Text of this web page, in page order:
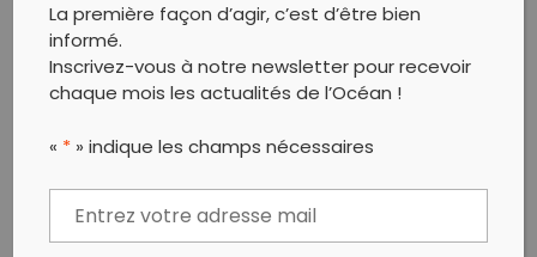
La première façon d’agir, c’est d’être bien
informé.
Inscrivez-vous à notre newsletter pour recevoir
chaque mois les actualités de l’Océan !
« * » indique les champs nécessaires